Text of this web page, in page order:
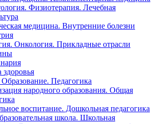
Физиотерапия. Лечебная
медицина. Внутренние болезни
Онкология. Прикладные отрасли
Педагогика
народного образования. Общая
воспитание. Дошкольная педагогика
школа. Школьная